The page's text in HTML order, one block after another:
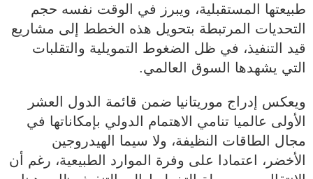
طبيعتها المستقبلية، ويبرز في الوقت نفسه حجم
التحديات المرتبطة بتحويل هذه الخطط إلى مشاريع
قيد التنفيذ، في ظل الضغوط التمويلية والتقلبات
التي يشهدها السوق العالمي.
ويعكس إدراج موريتانيا ضمن قائمة الدول العشر
الأولى عالميا تنامي الاهتمام الدولي بإمكاناتها في
مجال الطاقات النظيفة، ولا سيما الهيدروجين
الأخضر، اعتمادا على وفرة الموارد الطبيعية، رغم أن